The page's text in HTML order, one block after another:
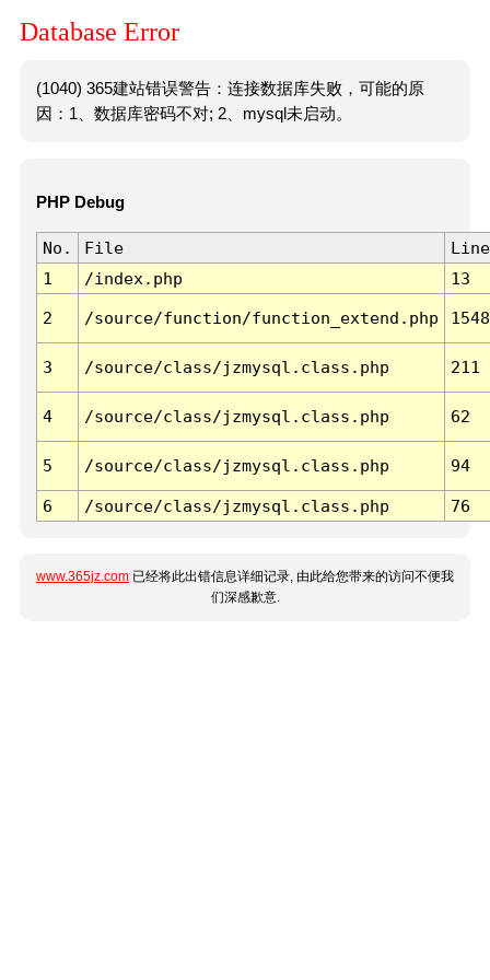
Database Error
(1040) 365建站错误警告：连接数据库失败，可能的原
因：1、数据库密码不对; 2、mysql未启动。
PHP Debug
No. File
Line
1
/index.php 13
2 /source/function/function_extend.php 1548
3 /source/class/jzmysql.class.php 211
4 /source/class/jzmysql.class.php 62
5 /source/class/jzmysql.class.php 94
6 /source/class/jzmysql.class.php 76
www.365jz.com 已经将此出错信息详细记录, 由此给您带来的访问不便我
们深感歉意.